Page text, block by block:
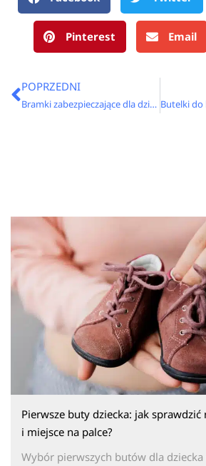
Pinterest Email
Prev
POPRZEDNI
Bramki zabezpieczające dla dzieci – czy warto je zamontować?
Pierwsze buty dziecka: jak sprawdzić
i miejsce na palce?
Wybór pierwszych butów dla